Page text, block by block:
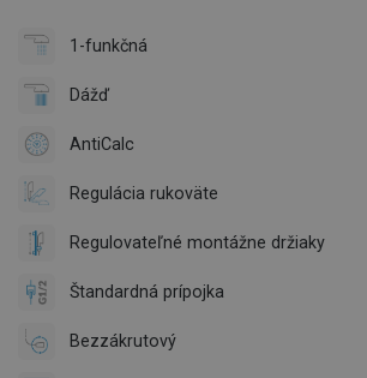
1-funkčná
Dážď
AntiCalc
Regulácia rukoväte
Regulovateľné montážne držiaky
Štandardná prípojka
Bezzákrutový